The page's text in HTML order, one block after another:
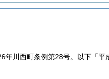
年川西町条例第28号。以下「平